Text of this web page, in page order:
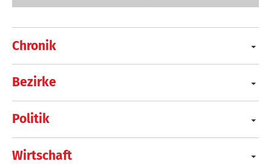
Chronik
Bezirke
Politik
Wirtschaft